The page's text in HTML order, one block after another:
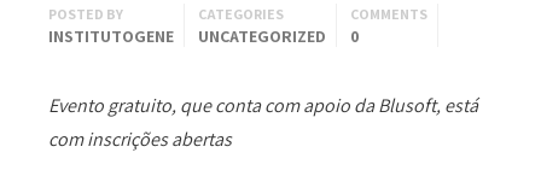
POSTED BY
INSTITUTOGENE
CATEGORIES
UNCATEGORIZED
COMMENTS
0
Evento gratuito, que conta com apoio da Blusoft, está
com inscrições abertas